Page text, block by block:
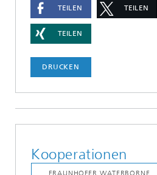
TEILEN TEILEN
TEILEN
DRUCKEN
Kooperationen